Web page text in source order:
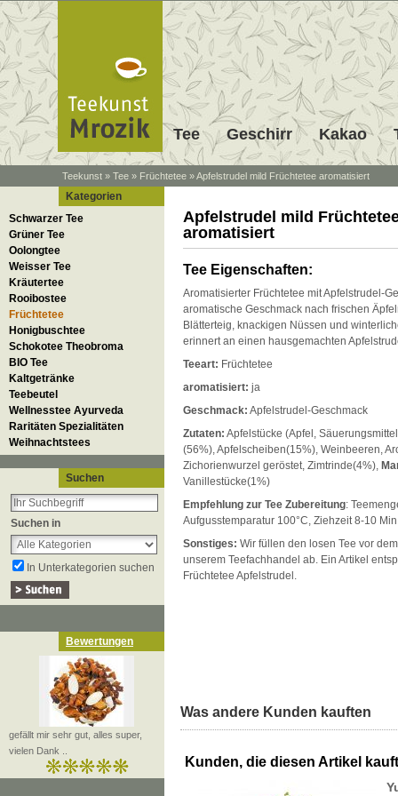
Tee Geschirr Kakao
Teekunst » Tee » Früchtetee »Apfelstrudel mild Früchtetee aromatisiert
Kategorien
Schwarzer Tee
Grüner Tee
Oolongtee
Weisser Tee
Kräutertee
Rooibostee
Früchtetee
Honigbuschtee
Schokotee Theobroma
BIO Tee
Kaltgetränke
Teebeutel
Wellnesstee Ayurveda
Raritäten Spezialitäten
Weihnachtstees
Suchen
Suchen in
In Unterkategorien suchen
Bewertungen
gefällt mir sehr gut, alles super,
vielen Dank ..
Apfelstrudel mild
aromatisiert
Tee Eigenschaften:
Aromatisierter Früchtetee mit Apfelstrudel-
aromatische Geschmack nach frischen
Blätterteig, knackigen Nüssen und
erinnert an einen hausgemachten
Teeart: Früchtetee
aromatisiert: ja
Geschmack: Apfelstrudel-Geschmack
Zutaten: Apfelstücke (Apfel,
(56%), Apfelscheiben(15%), Weinbeeren,
Zichorienwurzel geröstet, Zimtrinde(4%),
Vanillestücke(1%)
Empfehlung zur Tee Zubereitung:
Aufgusstemparatur 100°C, Ziehzeit 8-10 Min
Sonstiges: Wir füllen den losen Tee vor
unserem Teefachhandel ab. Ein Artikel
Früchtetee Apfelstrudel.
Was andere Kunden kauften
Kunden, die diesen Artikel